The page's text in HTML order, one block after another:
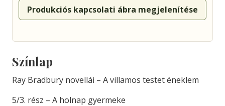
Produkciós kapcsolati ábra megjelenítése
Színlap
Ray Bradbury novellái – A villamos testet éneklem
5/3. rész – A holnap gyermeke